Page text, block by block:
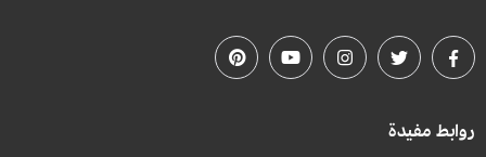
روابط مفيدة